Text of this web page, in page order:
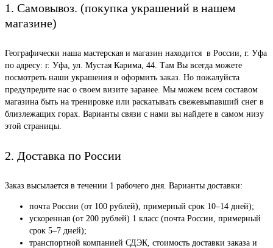
1. Самовывоз. (покупка украшений в нашем
магазине)
Географически наша мастерская и магазин находится в России, г. Уфа
по адресу: г. Уфа, ул. Мустая Карима, 44. Там Вы всегда можете
посмотреть наши украшения и оформить заказ. Но пожалуйста
предупредите нас о своем визите заранее. Мы можем всем составом
магазина быть на тренировке или раскатывать свежевыпавший снег в
близлежащих горах. Варианты связи с нами вы найдете в самом низу
этой страницы.
2. Доставка по России
Заказ высылается в течении 1 рабочего дня. Варианты доставки:
почта России (от 100 рублей), примерный срок 10–14 дней);
ускоренная (от 200 рублей) 1 класс (почта России, примерный
срок 5–7 дней);
транспортной компанией СДЭК, стоимость доставки заказа и